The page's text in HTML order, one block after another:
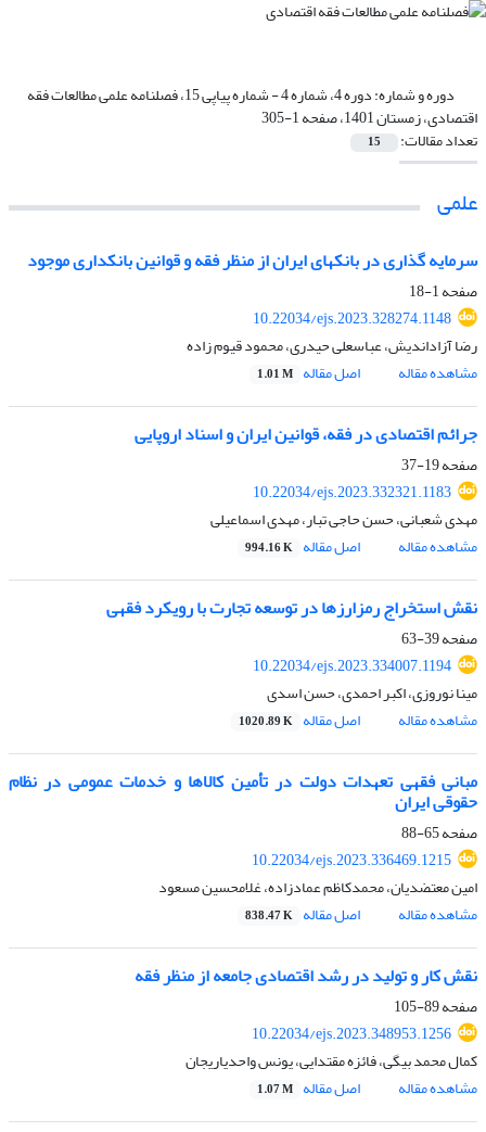
دوره و شماره: دوره 4، شماره 4 - شماره پیاپی 15، فصلنامه علمی مطالعات فقه
اقتصادی، زمستان 1401، صفحه 1-305
تعداد مقالات: 15
علمی
سرمایه گذاری در بانکهای ایران از منظر فقه و قوانین بانکداری موجود
صفحه1-18
10.22034/ejs.2023.328274.1148
رضا آزاداندیش، عباسعلی حیدری، محمود قیوم زاده
مشاهده مقاله
اصل مقاله 1.01 M
جرائم اقتصادی در فقه، قوانین ایران و اسناد اروپایی
صفحه19-37
10.22034/ejs.2023.332321.1183
مهدی شعبانی، حسن حاجی تبار، مهدی اسماعیلی
مشاهده مقاله
اصل مقاله 994.16 K
نقش استخراج رمزارزها در توسعه تجارت با رویکرد فقهی
صفحه39-63
10.22034/ejs.2023.334007.1194
مینا نوروزی، اکبر احمدی، حسن اسدی
مشاهده مقاله
اصل مقاله 1020.89 K
مبانی فقهی تعهدات دولت در تأمین کالاها و خدمات عمومی در نظام
حقوقی ایران
صفحه65-88
10.22034/ejs.2023.336469.1215
امین معتضدیان، محمدکاظم عمادزاده، غلامحسین مسعود
مشاهده مقاله
اصل مقاله 838.47 K
نقش کار و تولید در رشد اقتصادی جامعه از منظر فقه
صفحه89-105
10.22034/ejs.2023.348953.1256
کمال محمد بیگی، فائزه مقتدایی، یونس واحدیاریجان
مشاهده مقاله
اصل مقاله 1.07 M